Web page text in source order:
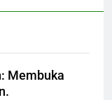
Membuka